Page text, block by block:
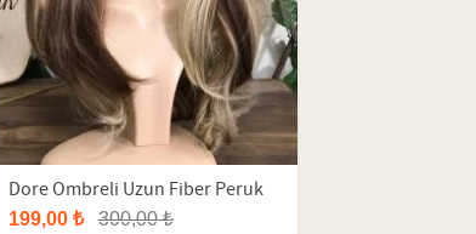
Dore Ombreli Uzun Fiber Peruk
199,00 ₺ 300,00 ₺